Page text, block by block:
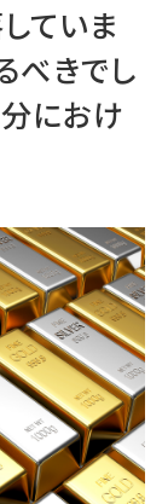
ていま
べきでし
におけ